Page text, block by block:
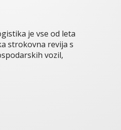
je vse od leta
strokovna revija s
vozil,